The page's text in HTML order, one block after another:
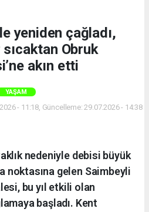
yeniden çağladı,
sıcaktan Obruk
akın etti
YAŞAM
- 11:18, Güncelleme: 29.07.2026 - 14:38
nedeniyle debisi büyük
noktasına gelen Saimbeyli
bu yıl etkili olan
başladı. Kent